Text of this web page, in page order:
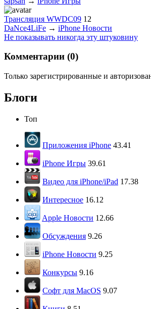
Трансляция WWDC09 12
DaNce4LiFe → iPhone Новости
Не показывать никогда эту штуковину
Комментарии (0)
Только зарегистрированные и
Блоги
Топ
Приложения iPhone 43.41
iPhone Игры 39.61
Видео для iPhone/iPad 17.38
Интересное 16.12
Apple Новости 12.66
Обсуждения 9.26
iPhone Новости 9.25
Конкурсы 9.16
Софт для MacOS 9.07